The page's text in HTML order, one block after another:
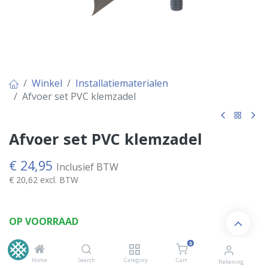
Home Search Category
0
Cart Rekening
Winkel
Installatiematerialen
Afvoer set PVC klemzadel
Afvoer set PVC klemzadel
€ 24,95 Inclusief BTW
€ 20,62 excl. BTW
OP VOORRAAD